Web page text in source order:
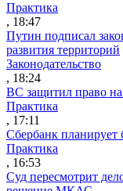
Практика
, 18:47
Путин подписал
развития территорий
Законодательство
, 18:24
ВС защитил право на
Практика
, 17:11
Сбербанк планирует
Практика
, 16:53
Суд пересмотрит